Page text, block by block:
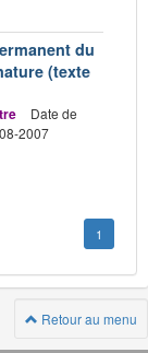
du
(texte
Date de
2007
1
Retour au menu